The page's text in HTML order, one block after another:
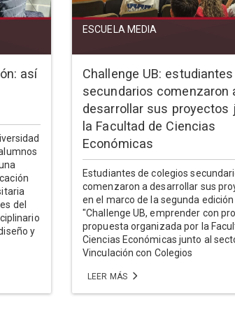
así
del
y
ESCUELA MEDIA
Challenge UB: estudiantes
secundarios comenzaron
desarrollar sus proyectos
la Facultad de Ciencias
Económicas
Estudiantes de colegios
comenzaron a desarrollar sus
en el marco de la segunda
"Challenge UB, emprender con
propuesta organizada por la
Ciencias Económicas junto al
Vinculación con Colegios
LEER MÁS